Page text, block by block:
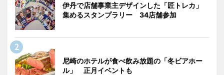
伊丹で店舗事業主デザインした「匠トレカ」
集めるスタンプラリー 34店舗参加
尼崎のホテルが食べ飲み放題の「冬ビアホー
ル」 正月イベントも